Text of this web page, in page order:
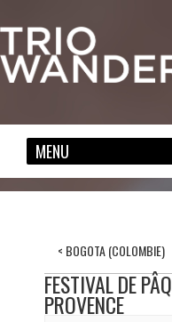
< BOGOTA (COLOMBIE)
FESTIVAL DE
PROVENCE